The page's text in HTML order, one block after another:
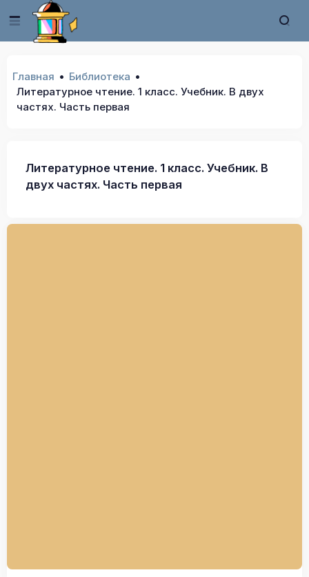
Главная
Библиотека
Литературное чтение. 1 класс. Учебник. В двух
частях. Часть первая
Литературное чтение. 1 класс. Учебник. В
двух частях. Часть первая